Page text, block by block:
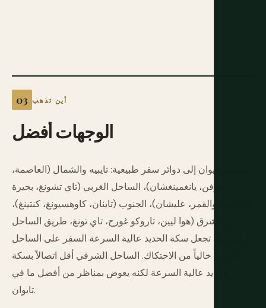
أين تذهب
أفضلالوجهات
تنقسم تايوان إلى دوائر سفر طبيعية: تايبيه والشمال (العاصمة،
جيوفن، يانغمينغشان)، الساحل الغربي (تاي تشونغ، بحيرة
الشمس والقمر، عليشان)، الجنوب (تاينان، كاوهسيونغ، كنتينغ)،
والشرق (هوا ليين، تاروكو غورج، تاي تونغ، طريق الساحل
الشرقي). تجعل سكة الحديد عالية السرعة السفر على الساحل
الغربي خالياً من الاحتكاك. الساحل الشرقي أقل اتصالاً بسكة
الحديد عالية السرعة لكنه يعوض بمناظر من أفضل ما في
تايوان.